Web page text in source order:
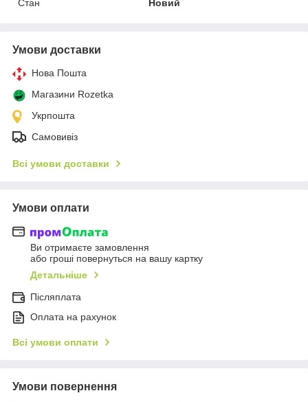
Стан
Новий
Умови доставки
Нова Пошта
Магазини Rozetka
Укрпошта
Самовивіз
Всі умови доставки
Умови оплати
Ви отримаєте замовлення
або гроші повернуться на вашу картку
Детальніше
Післяплата
Оплата на рахунок
Всі умови оплати
Умови повернення